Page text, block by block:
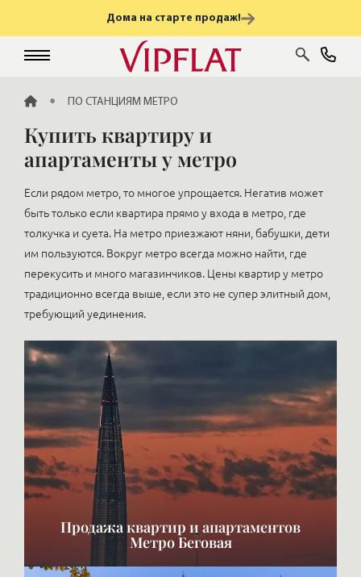
Дома на старте продаж!
ГЛАВНАЯПО СТАНЦИЯМ МЕТРО
Купить квартиру и
апартаменты у метро
Если рядом метро, то многое упрощается. Негатив может
быть только если квартира прямо у входа в метро, где
толкучка и суета. На метро приезжают няни, бабушки, дети
им пользуются. Вокруг метро всегда можно найти, где
перекусить и много магазинчиков. Цены квартир у метро
традиционно всегда выше, если это не супер элитный дом,
требующий уединения.
Продажа квартир и апартаментов
Метро Беговая